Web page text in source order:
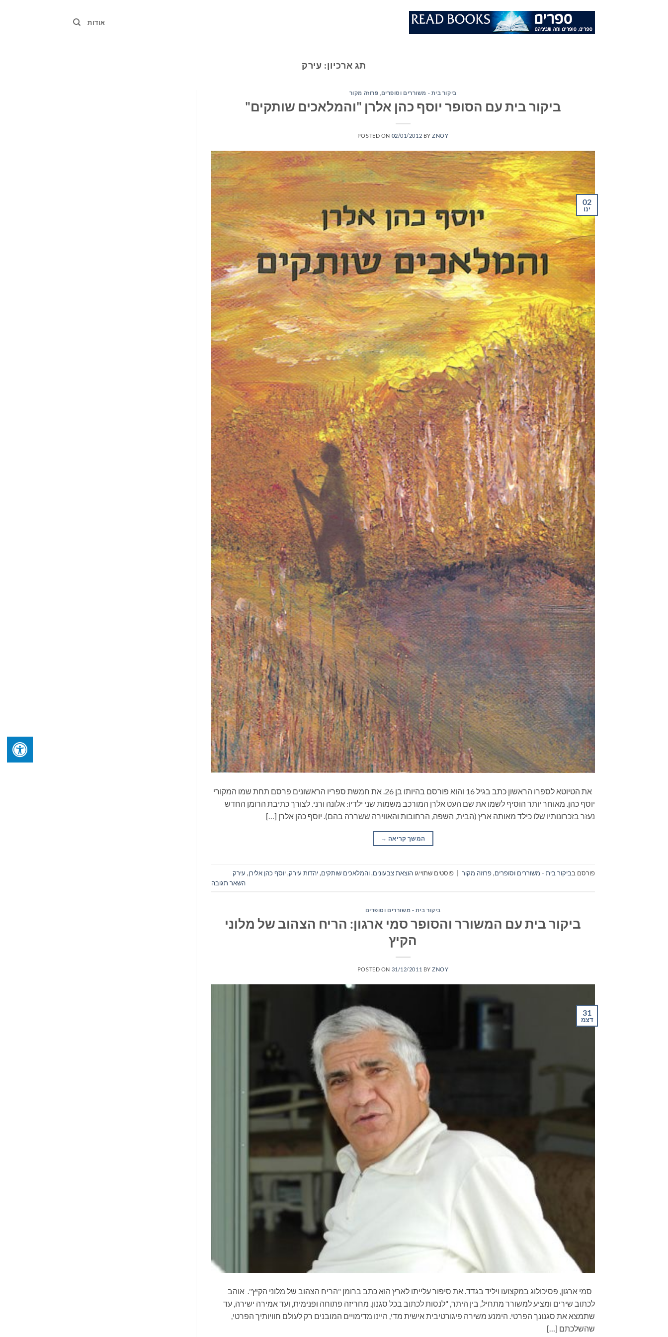
אודות
תג ארכיון: עירק
ביקור בית - משוררים וסופרים פרוזה מקור
ביקור בית עם הסופר יוסף כהן אלרן "והמלאכים שותקים"
POSTED ON 02/01/2012 BYZNOY
02
ינו
את הטיוטא לספרו הראשון כתב בגיל 16 והוא פורסם בהיותו בן 26. את חמשת ספריו הראשונים פרסם תחת שמו המקורי
יוסף כהן. מאוחר יותר הוסיף לשמו את שם העט אלרן המורכב משמות שני ילדיו: אלונה ורני. לצורך כתיבת הרומן החדש
נעזר בזכרונותיו שלו כילד מאותה ארץ (הבית, השפה, הרחובות והאווירה ששררה בהם). יוסף כהן אלרן […]
המשך קריאה →
פורסם בביקור בית - משוררים וסופרים,פרוזה מקור פוסטים שתוייגו הוצאת צבעונים,והמלאכים שותקים,יהדות עירק,יוסף כהן אלירן, עירק
השאר תגובה
ביקור בית - משוררים וסופרים
ביקור בית עם המשורר והסופר סמי ארגון: הריח הצהוב של מלוני
הקיץ
POSTED ON 31/12/2011 BYZNOY
31
דצמ
סמי ארגון, פסיכולוג במקצועו ויליד בגדד. את סיפור עלייתו לארץ הוא כתב ברומן "הריח הצהוב של מלוני הקיץ". אוהב
לכתוב שירים ומציע למשורר מתחיל, בין היתר, "לנסות לכתוב בכל סגנון, מחריזה פתוחה ופנימית, ועד אמירה ישירה, עד
שתמצא את סגנונך הפרטי. הימנע משירה פיגורטיבית אישית מדי, היינו מדימויים המובנים רק לעולם חוויותיך הפרטי,
שהשלכתם […]